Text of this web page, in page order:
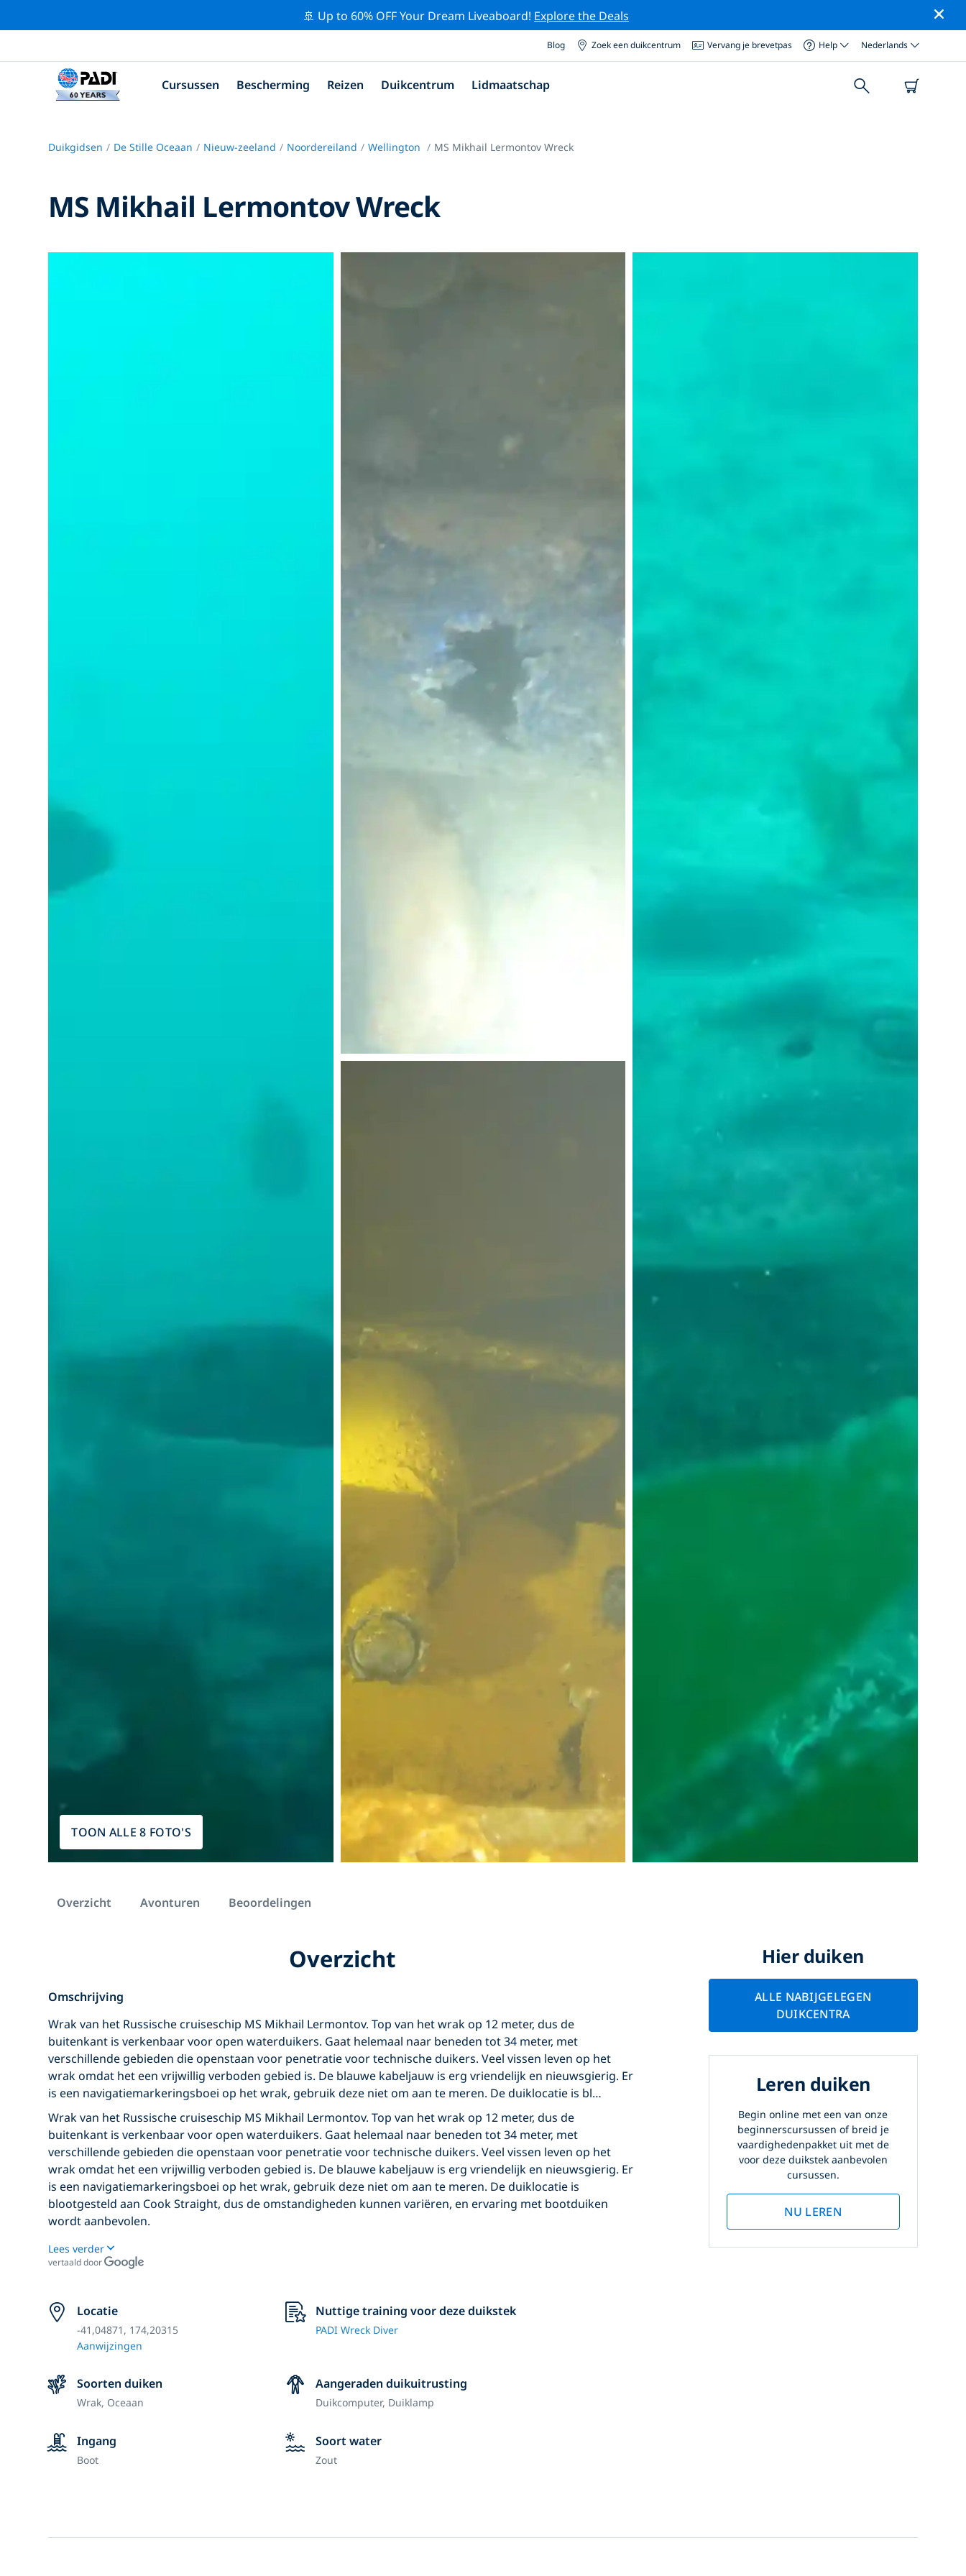
🚢 Up to 60% OFF Your Dream Liveaboard! Explore the Deals
Blog Zoek een duikcentrum Vervang je brevetpas Help Nederlands
Cursussen Bescherming Reizen Duikcentrum Lidmaatschap
Duikgidsen De Stille Oceaan Nieuw-zeeland Noordereiland Wellington MS Mikhail Lermontov Wreck
MS Mikhail Lermontov Wreck
TOON ALLE 8 FOTO'S
Overzicht Avonturen Beoordelingen
Overzicht
Omschrijving
Wrak van het Russische cruiseschip MS Mikhail Lermontov. Top van het wrak op 12 meter, dus de
buitenkant is verkenbaar voor open waterduikers. Gaat helemaal naar beneden tot 34 meter, met
verschillende gebieden die openstaan voor penetratie voor technische duikers. Veel vissen leven op het
wrak omdat het een vrijwillig verboden gebied is. De blauwe kabeljauw is erg vriendelijk en nieuwsgierig. Er
is een navigatiemarkeringsboei op het wrak, gebruik deze niet om aan te meren. De duiklocatie is bl…
Wrak van het Russische cruiseschip MS Mikhail Lermontov. Top van het wrak op 12 meter, dus de
buitenkant is verkenbaar voor open waterduikers. Gaat helemaal naar beneden tot 34 meter, met
verschillende gebieden die openstaan voor penetratie voor technische duikers. Veel vissen leven op het
wrak omdat het een vrijwillig verboden gebied is. De blauwe kabeljauw is erg vriendelijk en nieuwsgierig. Er
is een navigatiemarkeringsboei op het wrak, gebruik deze niet om aan te meren. De duiklocatie is
blootgesteld aan Cook Straight, dus de omstandigheden kunnen variëren, en ervaring met bootduiken
wordt aanbevolen.
Lees verder
vertaald door
Locatie
-41,04871, 174,20315
Aanwijzingen
Nuttige training voor deze duikstek
PADI Wreck Diver
Soorten duiken
Wrak, Oceaan
Aangeraden duikuitrusting
Duikcomputer, Duiklamp
Ingang
Boot
Soort water
Zout
Hier duiken
ALLE NABIJGELEGEN
DUIKCENTRA
Leren duiken
Begin online met een van onze
beginnerscursussen of breid je
vaardighedenpakket uit met de
voor deze duikstek aanbevolen
cursussen.
NU LEREN